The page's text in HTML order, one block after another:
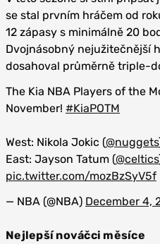
se stal prvním hráčem od
12 zápasy s minimálně 20
Dvojnásobný nejužitečnější
dosahoval průměrně triple-
The Kia NBA Players of the
November! #KiaPOTM
West: Nikola Jokic (@nuggets
East: Jayson Tatum (@celtics
pic.twitter.com/mozBzSyV5f
— NBA (@NBA) December 4,
Nejlepší nováčci měsíce